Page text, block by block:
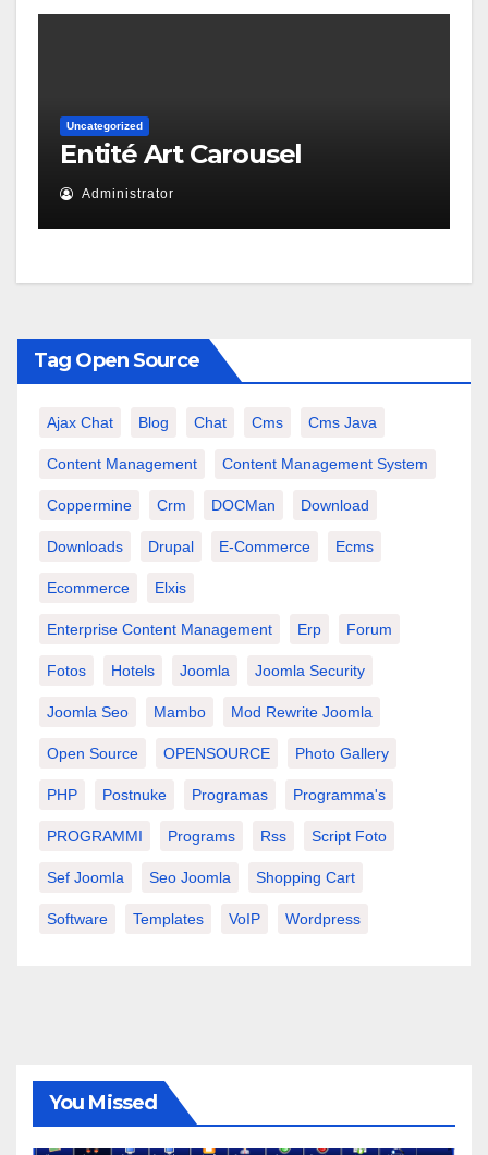
Uncategorized
Entité Art Carousel
Administrator
Tag Open Source
Ajax Chat Blog Chat Cms Cms Java
Content Management Content Management System
Coppermine Crm DOCMan Download
Downloads Drupal E-Commerce Ecms
Ecommerce Elxis
Enterprise Content Management Erp Forum
Fotos Hotels Joomla Joomla Security
Joomla Seo Mambo Mod Rewrite Joomla
Open Source OPENSOURCE Photo Gallery
PHP Postnuke Programas Programma's
PROGRAMMI Programs Rss Script Foto
Sef Joomla Seo Joomla Shopping Cart
Software Templates VoIP Wordpress
You Missed